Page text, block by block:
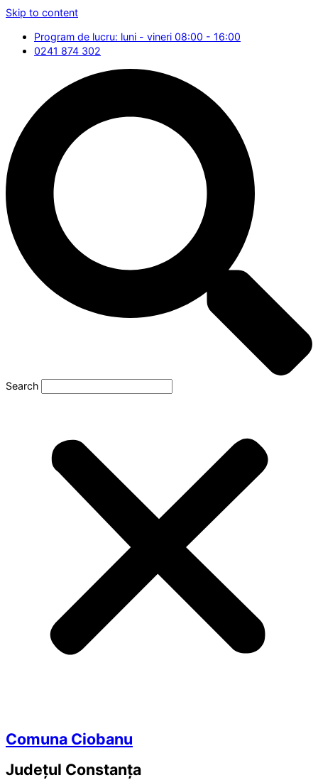
Skip to content
Program de lucru: luni - vineri 08:00 - 16:00
0241 874 302
Search
Comuna Ciobanu
Județul Constanța